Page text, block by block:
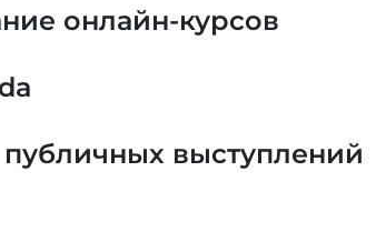
онлайн-курсов
выступлений